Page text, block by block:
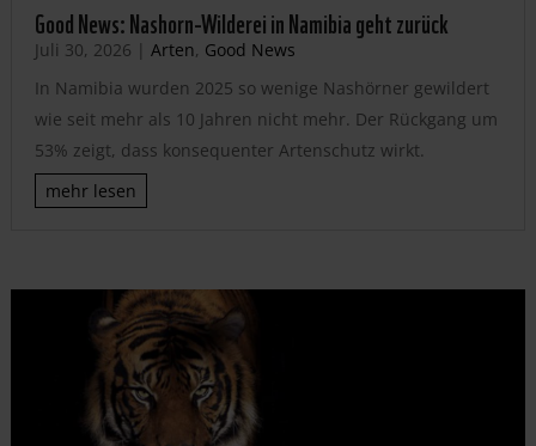
Good News: Nashorn-Wilderei in Namibia geht zurück
Juli 30, 2026 | Arten, Good News
In Namibia wurden 2025 so wenige Nashörner gewildert
wie seit mehr als 10 Jahren nicht mehr. Der Rückgang um
53% zeigt, dass konsequenter Artenschutz wirkt.
mehr lesen